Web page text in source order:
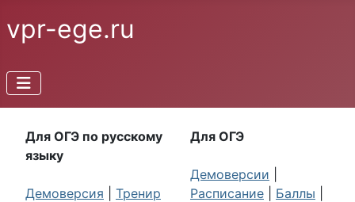
vpr-ege.ru
Для ОГЭ по русскому
языку
Демоверсия
Тренир
Для ОГЭ
Демоверсии
Расписание
Баллы